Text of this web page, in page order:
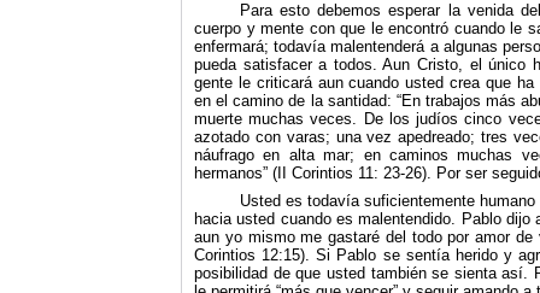
Para esto debemos esperar la venida
cuerpo y mente con que le encontró cuando le
enfermará; todavía malentenderá a algunas
pueda satisfacer a todos. Aun Cristo, el único
gente le criticará aun cuan­do usted crea que
en el camino de la santidad: “En trabajos más
muerte muchas veces. De los judíos cinco
azotado con varas; una vez apedreado; tres
náufrago en alta mar; en caminos muchas
hermanos” (II Corintios 11: 23-26). Por ser
Usted es todavía suficientemente
hacia usted cuando es malentendido. Pablo
aun yo mismo me gastaré del todo por amor
Corintios 12:15). Si Pablo se sentía herido y
posibilidad de que usted también se sienta